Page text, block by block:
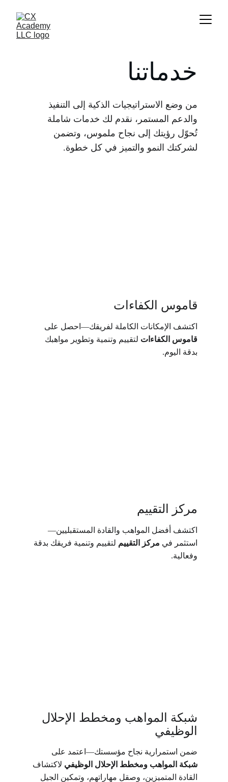
خدماتنا
من وضع الاستراتيجيات الذكية إلى التنفيذ
والدعم المستمر، نقدم لك خدمات شاملة
تُحوّل رؤيتك إلى نجاح ملموس، وتضمن
لشركتك النمو والتميز في كل خطوة.
قاموس الكفاءات
اكتشف الإمكانات الكاملة لفريقك—احصل على
قاموس الكفاءات لتقييم وتنمية وتطوير مواهبك
بدقة اليوم.
مركز التقييم
اكتشف أفضل المواهب والقادة المستقبليين—
استثمر في مركز التقييم لتقييم وتنمية فريقك بدقة
وفعالية.
شبكة المواهب ومخطط الإحلال
الوظيفي
ضمن استمرارية نجاح مؤسستك—اعتمد على
شبكة المواهب ومخطط الإحلال الوظيفي لاكتشاف
القادة المتميزين، وصقل مهاراتهم، وتمكين الجيل